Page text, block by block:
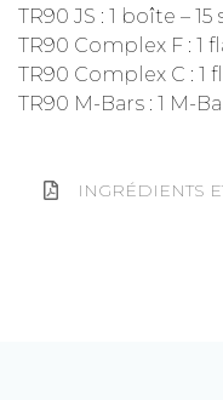
TR90 JS : 1 boîte – 15
TR90 Complex F : 1
TR90 Complex C : 1
TR90 M-Bars : 1 M-
INGRÉDIENTS